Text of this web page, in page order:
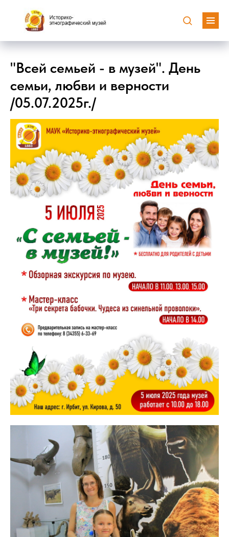
"Всей семьей - в музей". День
семьи, любви и верности
/05.07.2025г./